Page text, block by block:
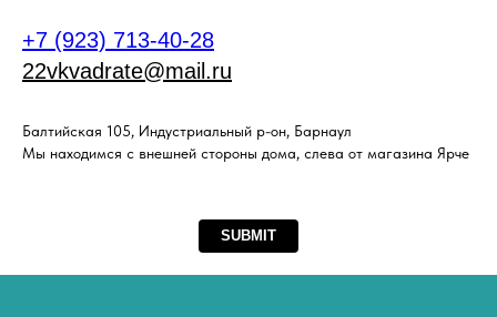
+7 (923) 713-40-28
22vkvadrate@mail.ru
Балтийская 105, Индустриальный р-он, Барнаул
Мы находимся с внешней стороны дома, слева от магазина Ярче
SUBMIT